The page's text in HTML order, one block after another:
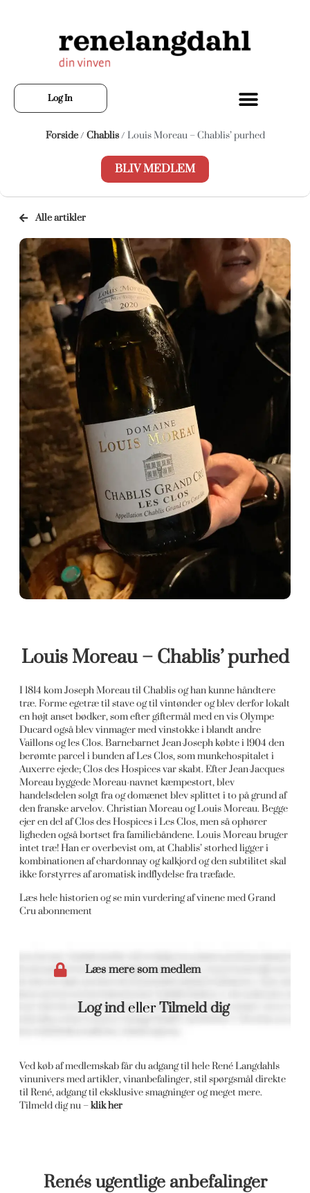
Log In
Forside/ Chablis/ Louis Moreau – Chablis’ purhed
BLIV MEDLEM
Alle artikler
Louis Moreau – Chablis’ purhed
I 1814 kom Joseph Moreau til Chablis og han kunne håndtere
træ. Forme egetræ til stave og til vintønder og blev derfor lokalt
en højt anset bødker, som efter giftermål med en vis Olympe
Ducard også blev vinmager med vinstokke i blandt andre
Vaillons og les Clos. Barnebarnet Jean-Joseph købte i 1904 den
berømte parcel i bunden af Les Clos, som munkehospitalet i
Auxerre ejede; Clos des Hospices var skabt. Efter Jean-Jacques
Moreau byggede Moreau-navnet kæmpestort, blev
handelsdelen solgt fra og domænet blev splittet i to på grund af
den franske arvelov. Christian Moreau og Louis Moreau. Begge
ejer en del af Clos des Hospices i Les Clos, men så ophører
ligheden også bortset fra familiebåndene. Louis Moreau bruger
intet træ! Han er overbevist om, at Chablis’ storhed ligger i
kombinationen af chardonnay og kalkjord og den subtilitet skal
ikke forstyrres af aromatisk indflydelse fra træfade.
Læs hele historien og se min vurdering af vinene med Grand
Cru abonnement
Læs mere som medlem
Log indellerTilmeld dig
Ved køb af medlemskab får du adgang til hele René Langdahls
vinunivers med artikler, vinanbefalinger, stil spørgsmål direkte
til René, adgang til eksklusive smagninger og meget mere.
Tilmeld dig nu –klik her
Renés ugentlige anbefalinger